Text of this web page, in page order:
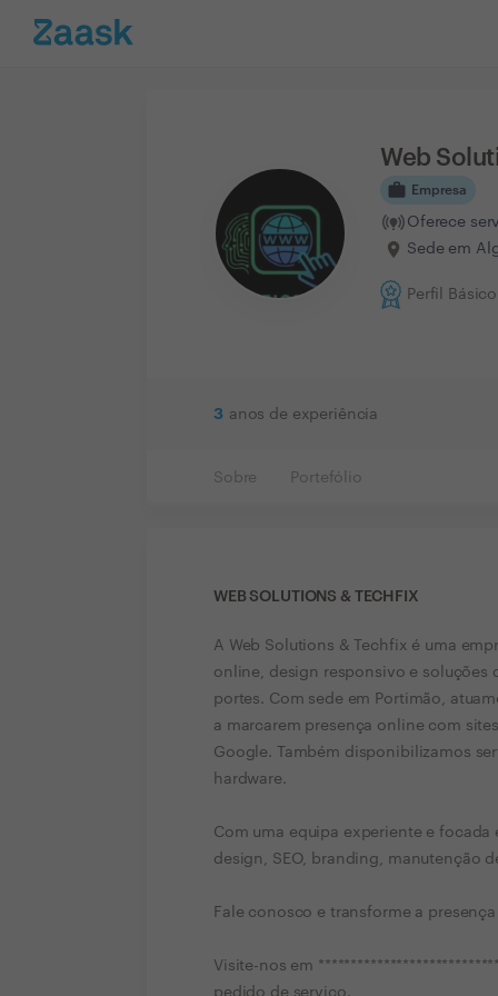
Web
work Empresa
Oferece
Sede em
Perfil Básico
3 anos de experiência
Sobre Portefólio
WEB SOLUTIONS & TECHFIX
A Web Solutions & Techfix é uma
online, design responsivo e soluções
portes. Com sede em Portimão,
a marcarem presença online com
Google. Também disponibilizamos
hardware.
Com uma equipa experiente e
design, SEO, branding, manutenção
Fale conosco e transforme a
Visite-nos em
pedido de serviço.